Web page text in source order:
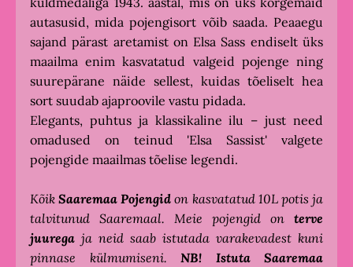
autasusid, mida pojengisort võib saada. Peaaegu
sajand pärast aretamist on Elsa Sass endiselt üks
maailma enim kasvatatud valgeid pojenge ning
suurepärane näide sellest, kuidas tõeliselt hea
sort suudab ajaproovile vastu pidada.
Elegants, puhtus ja klassikaline ilu – just need
omadused on teinud 'Elsa Sassist' valgete
pojengide maailmas tõelise legendi.
KõikSaaremaa Pojengid on kasvatatud 10L potis ja
talvitunud Saaremaal. Meie pojengid on terve
juurega ja neid saab istutada varakevadest kuni
pinnase külmumiseni. NB! Istuta Saaremaa